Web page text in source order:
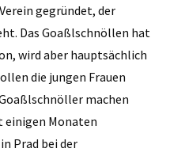
gegründet, der
Das Goaßlschnöllen hat
wird aber hauptsächlich
die jungen Frauen
machen
einigen Monaten
Prad bei der